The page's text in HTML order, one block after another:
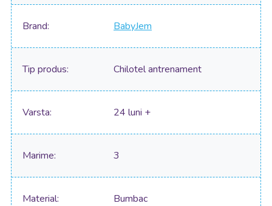
Brand BabyJem
Tip produs Chilotel antrenament
Varsta 24 luni +
Marime 3
Material Bumbac